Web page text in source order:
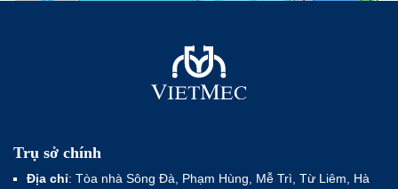
Trụ sở chính
Địa chỉ: Tòa nhà Sông Đà, Phạm Hùng, Mễ Trì, Từ Liêm, Hà